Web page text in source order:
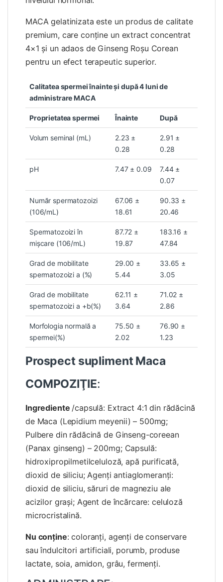
MACA gelatinizata este un produs de calitate
premium, care conţine un extract concentrat
4×1 şi un adaos de Ginseng Roşu Corean
pentru un efect terapeutic superior.
Calitatea spermei înainte şi după 4 luni de
administrare MACA
Proprietatea spermei Înainte După
Volum seminal (mL)
2.23 ±
0.28
2.91 ±
0.28
pH 7.47 ± 0.09
7.44 ±
0.07
Număr spermatozoizi
(106/mL)
67.06 ±
18.61
90.33 ±
20.46
Spermatozoizi în
mişcare (106/mL)
87.72 ±
19.87
183.16 ±
47.84
Grad de mobilitate
spermatozoizi a (%)
29.00 ±
5.44
33.65 ±
3.05
Grad de mobilitate
spermatozoizi a +b(%)
62.11 ±
3.64
71.02 ±
2.86
Morfologia normală a
spermei(%)
75.50 ±
2.02
76.90 ±
1.23
Prospect supliment Maca
COMPOZIŢIE:
Ingrediente /capsulă: Extract 4:1 din rădăcină
de Maca (Lepidium meyenii) – 500mg;
Pulbere din rădăcină de Ginseng-coreean
(Panax ginseng) – 200mg; Capsulă:
hidroxipropilmetilceluloză, apă purificată,
dioxid de siliciu; Agenţi antiaglomeranţi:
dioxid de siliciu, săruri de magneziu ale
acizilor graşi; Agent de încărcare: celuloză
microcristalină.
Nu conţine: coloranţi, agenţi de conservare
sau îndulcitori artificiali, porumb, produse
lactate, soia, amidon, grâu, fermenţi.